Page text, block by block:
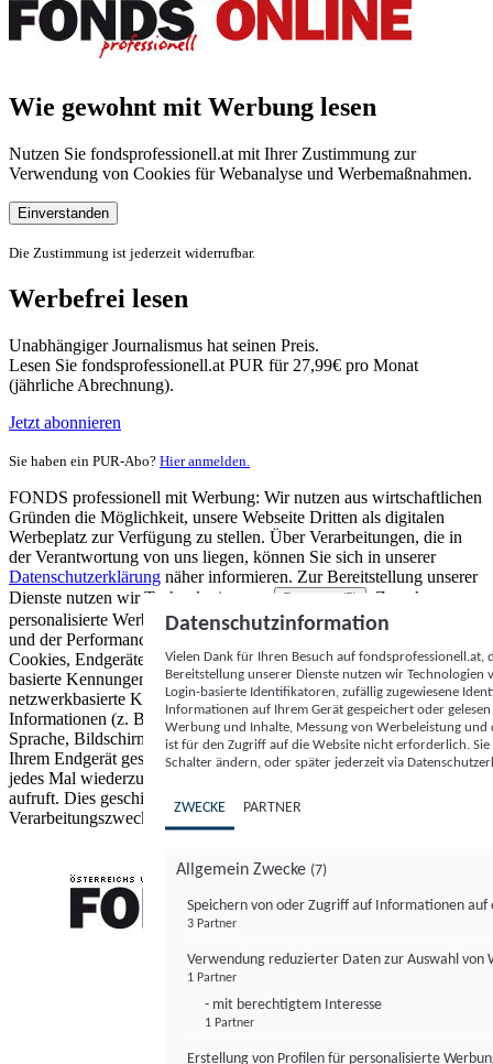
Wie gewohnt mit Werbung lesen
Nutzen Sie fondsprofessionell.at mit Ihrer Zustimmung zur
Verwendung von Cookies für Webanalyse und Werbemaßnahmen.
Einverstanden
Die Zustimmung ist jederzeit widerrufbar.
Werbefrei lesen
Unabhängiger Journalismus hat seinen Preis.
Lesen Sie fondsprofessionell.at PUR für 27,99€ pro Monat
(jährliche Abrechnung).
Jetzt abonnieren
Sie haben ein PUR-Abo? Hier anmelden.
FONDS professionell mit Werbung: Wir nutzen aus wirtschaftlichen
Gründen die Möglichkeit, unsere Webseite Dritten als digitalen
Werbeplatz zur Verfügung zu stellen. Über Verarbeitungen, die in
der Verantwortung von uns liegen, können Sie sich in unserer
Datenschutzerklärung näher informieren. Zur Bereitstellung unserer
Dienste nutzen wir Technologien von
Partnern (5)
. Zwecke:
personalisierte Werbung und Inhalte, Messung von Werbeleistung
und der Performance von Inhalten sowie Zielgruppenforschung.
Cookies, Endgeräte- oder ähnliche Online-Kennungen (z. B. login-
basierte Kennungen, zufällig generierte Kennungen,
netzwerkbasierte Kennungen) können zusammen mit anderen
Informationen (z. B. Browsertyp und Browserinformationen,
Sprache, Bildschirmgröße, unterstützte Technologien usw.) auf
Ihrem Endgerät gespeichert oder von dort ausgelesen werden, um es
jedes Mal wiederzuerkennen, wenn es eine App oder einer Webseite
aufruft. Dies geschieht für einen oder mehrere der hier aufgeführten
Verarbeitungszwecke.
Datenschutzinformation
Vielen Dank für Ihren Besuch auf
Bereitstellung unserer Dienste nutzen wir Technologien
Login-basierte Identifikatoren, zufällig zugewiesene
Informationen auf Ihrem Gerät gespeichert oder
Werbung und Inhalte, Messung von Werbeleistung
ist für den Zugriff auf die Website nicht erforderlich.
Schalter ändern, oder später jederzeit via
ZWECKE PARTNER
Allgemein Zwecke (7)
Speichern von oder Zugriff auf Informationen auf
3 Partner
Verwendung reduzierter Daten zur Auswahl von
1 Partner
- mit berechtigtem Interesse
1 Partner
Erstellung von Profilen für personalisierte
FONDS professionell